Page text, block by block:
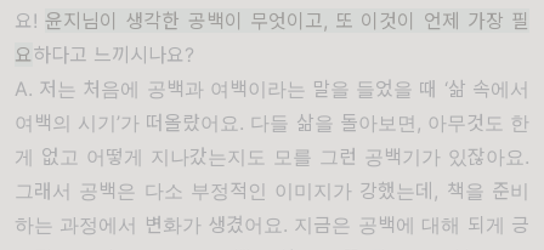
요! 윤지님이 생각한 공백이 무엇이고, 또 이것이 언제 가장 필
요하다고 느끼시나요?
A. 저는 처음에 공백과 여백이라는 말을 들었을 때 ‘삶 속에서
여백의 시기’가 떠올랐어요. 다들 삶을 돌아보면, 아무것도 한
게 없고 어떻게 지나갔는지도 모를 그런 공백기가 있잖아요.
그래서 공백은 다소 부정적인 이미지가 강했는데, 책을 준비
하는 과정에서 변화가 생겼어요. 지금은 공백에 대해 되게 긍